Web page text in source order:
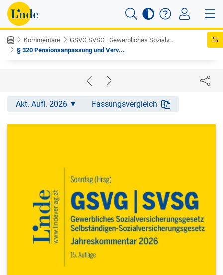
Kommentare
GSVG SVSG | Gewerbliches Sozialv...
§ 320 Pensionsanpassung und Verv...
Akt. Aufl. 2026 Fassungsvergleich